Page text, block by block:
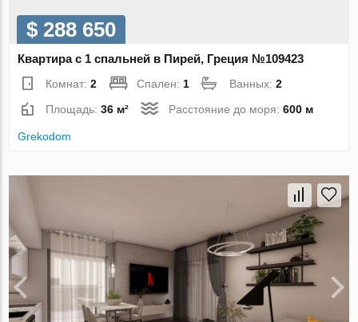
$ 288 650
Квартира с 1 спальней в Пирей, Греция №109423
Комнат:2 Спален: 1 Ванных:2
Площадь:36 м² Расстояние до моря:600 м
Grekodom